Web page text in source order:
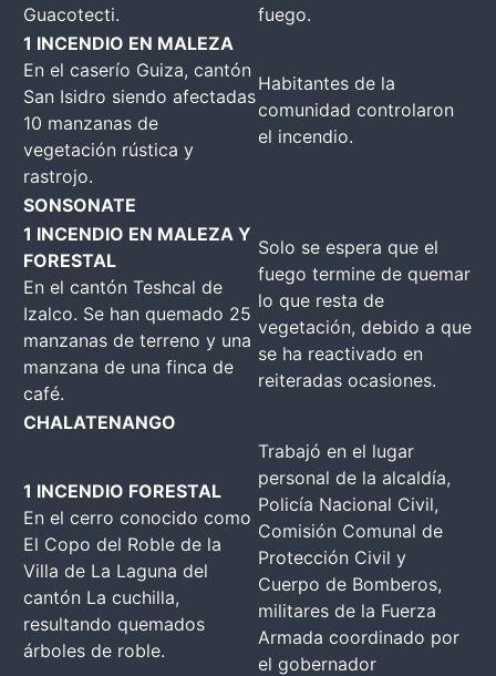
Guacotecti.
fuego.
1 INCENDIO EN MALEZA
En el caserío Guiza, cantón
San Isidro siendo afectadas
10 manzanas de
vegetación rústica y
rastrojo.
Habitantes de la
comunidad controlaron
el incendio.
SONSONATE
1 INCENDIO EN MALEZA Y
FORESTAL
En el cantón Teshcal de
Izalco. Se han quemado 25
manzanas de terreno y una
manzana de una finca de
café.
Solo se espera que el
fuego termine de quemar
lo que resta de
vegetación, debido a que
se ha reactivado en
reiteradas ocasiones.
CHALATENANGO
1 INCENDIO FORESTAL
En el cerro conocido como
El Copo del Roble de la
Villa de La Laguna del
cantón La cuchilla,
resultando quemados
árboles de roble.
Trabajó en el lugar
personal de la alcaldía,
Policía Nacional Civil,
Comisión Comunal de
Protección Civil y
Cuerpo de Bomberos,
militares de la Fuerza
Armada coordinado por
el gobernador